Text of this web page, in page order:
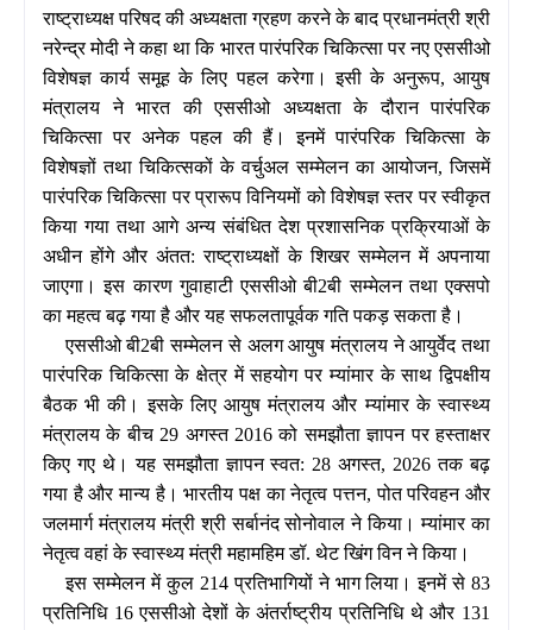
राष्‍ट्राध्‍यक्ष परिषद की अध्यक्षता ग्रहण करने के बाद प्रधानमंत्री श्री
नरेन्द्र मोदी ने कहा था कि भारत पारंपरिक चिकित्सा पर नए एससीओ
विशेषज्ञ कार्य समूह के लिए पहल करेगा। इसी के अनुरूप, आयुष
मंत्रालय ने भारत की एससीओ अध्‍यक्षता के दौरान पारंपरिक
चिकित्सा पर अनेक पहल की हैं। इनमें पारंपरिक चिकित्‍सा के
विशेषज्ञों तथा चिकित्‍सकों के वर्चुअल सम्‍मेलन का आयोजन, जिसमें
पारंपरिक चिकित्‍सा पर प्रारूप विनियमों को विशेषज्ञ स्‍तर पर स्‍वीकृत
किया गया तथा आगे अन्य संबंधित देश प्रशासनिक प्रक्रियाओं के
अधीन होंगे और अंतत: राष्‍ट्राध्‍यक्षों के शिखर सम्मेलन में अपनाया
जाएगा। इस कारण गुवाहाटी एससीओ बी2बी सम्मेलन तथा एक्सपो
का महत्‍व बढ़ गया है और यह सफलतापूर्वक गति पकड़ सकता है।
एससीओ बी2बी सम्मेलन से अलग आयुष मंत्रालय ने आयुर्वेद तथा
पारंपरिक चिकित्सा के क्षेत्र में सहयोग पर म्यांमार के साथ द्विपक्षीय
बैठक भी की। इसके लिए आयुष मंत्रालय और म्यांमार के स्वास्थ्य
मंत्रालय के बीच 29 अगस्त 2016 को समझौता ज्ञापन पर हस्ताक्षर
किए गए थे। यह समझौता ज्ञापन स्वत: 28 अगस्त, 2026 तक बढ़
गया है और मान्‍य है। भारतीय पक्ष का नेतृत्‍व पत्तन, पोत परिवहन और
जलमार्ग मंत्रालय मंत्री श्री सर्बानंद सोनोवाल ने किया। म्‍यांमार का
नेतृत्‍व वहां के स्‍वास्‍थ्‍य मंत्री महामहिम डॉ. थेट खिंग विन ने किया।
इस सम्मेलन में कुल 214 प्रतिभागियों ने भाग लिया। इनमें से 83
प्रतिनिधि 16 एससीओ देशों के अंतर्राष्ट्रीय प्रतिनिधि थे और 131